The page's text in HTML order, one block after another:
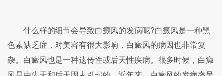
什么样的细节会导致白癜风的发病呢?白癜风是一种黑
色素缺乏症，对美容有很大影响，白癜风的病因也非常复
杂。白癜风也是一种遗传性或后天性疾病。很多时候，白癜